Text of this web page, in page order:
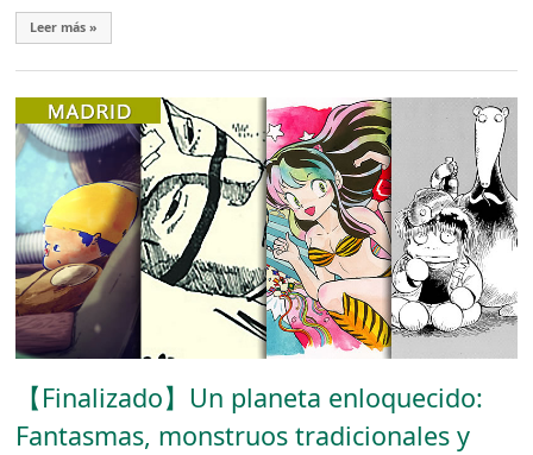
Leer más »
【Finalizado】Un planeta enloquecido:
Fantasmas, monstruos tradicionales y